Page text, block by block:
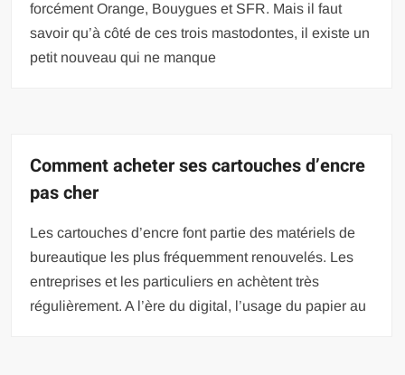
forcément Orange, Bouygues et SFR. Mais il faut
savoir qu’à côté de ces trois mastodontes, il existe un
petit nouveau qui ne manque
Comment acheter ses cartouches d’encre
pas cher
Les cartouches d’encre font partie des matériels de
bureautique les plus fréquemment renouvelés. Les
entreprises et les particuliers en achètent très
régulièrement. A l’ère du digital, l’usage du papier au